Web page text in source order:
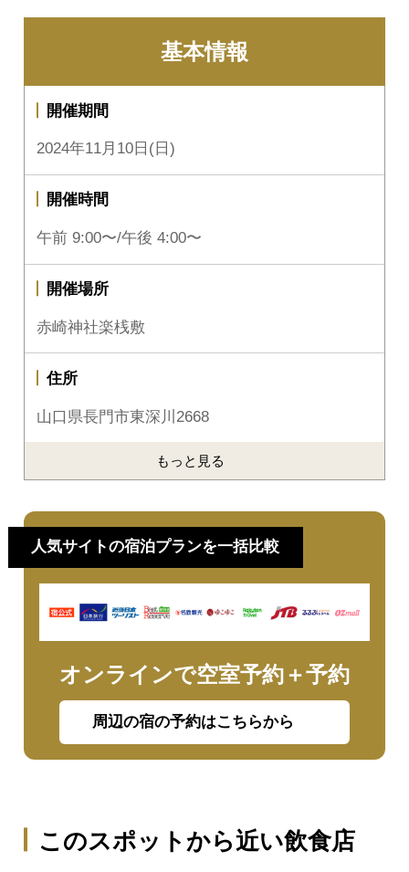
基本情報
開催期間
2024年11月10日(日)
開催時間
午前 9:00〜/午後 4:00〜
開催場所
赤崎神社楽桟敷
住所
山口県長門市東深川2668
もっと見る
人気サイトの宿泊プランを一括比較
オンラインで空室予約＋予約
周辺の宿の予約はこちらから
このスポットから近い飲食店